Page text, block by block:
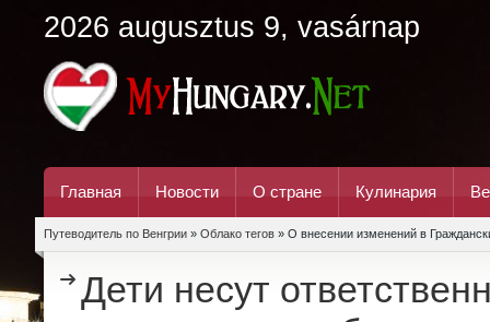
2026 augusztus 9, vasárnap
Главная Новости О стране Кулинария
Путеводитель по Венгрии » Облако тегов » О внесении изменений в
Дети несут